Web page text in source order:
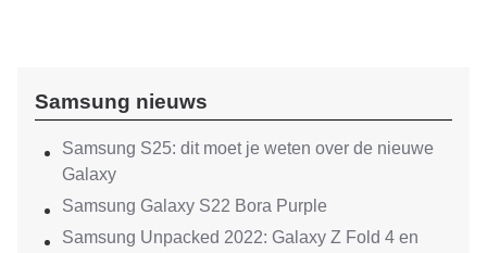
Samsung nieuws
Samsung S25: dit moet je weten over de nieuwe
Galaxy
Samsung Galaxy S22 Bora Purple
Samsung Unpacked 2022: Galaxy Z Fold 4 en